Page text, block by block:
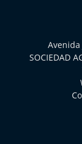
SOCIEDAD